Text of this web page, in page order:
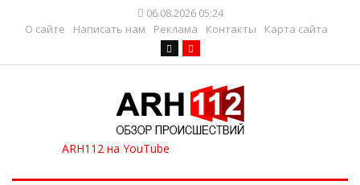
06.08.2026 05:24
О сайте
Написать нам Реклама Контакты Карта сайта